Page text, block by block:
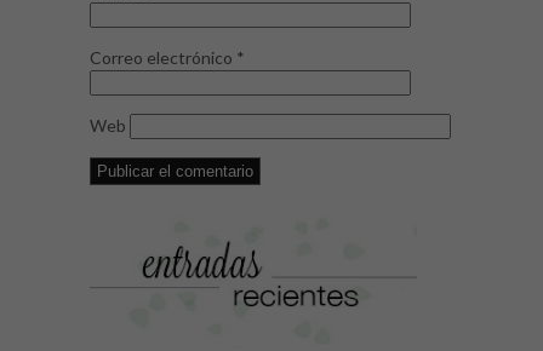
Correo electrónico *
Web